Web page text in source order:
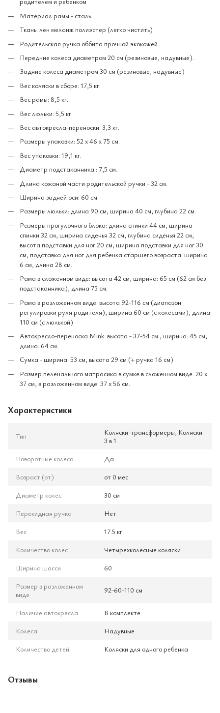
Материал рамы - сталь.
Ткань: лен меланж полиэстер (легко чистить)
Родительская ручка оббита прочной экокожей.
Передние колеса диаметром 20 см (резиновые, надувные).
Задние колеса диаметром 30 см (резиновые, надувные)
Вес коляски в сборе: 17,5 кг.
Вес рамы: 8,5 кг.
Вес люльки: 5,5 кг.
Вес автокресла-переноски: 3,3 кг.
Размеры упаковки: 52 х 46 х 75 см.
Вес упаковки: 19,1 кг.
Диаметр подстаканника : 7,5 см.
Длина кожаной части родительской ручки - 32 см.
Ширина задней оси: 60 см
Размеры люльки: длина 90 см, ширина 40 см, глубина 22 см.
Размеры прогулочного блока: длина спинки 44 см, ширина
спинки 32 см, ширина сиденья 32 см, глубина сиденья 22 см,
высота подставки для ног 20 см, ширина подставки для ног 30
см, подставка для ног для ребенка старшего возраста: ширина
6 см, длина 28 см.
Рама в сложенном виде: высота 42 см, ширина: 65 см (62 см без
подстаканника), длина 75 см.
Рама в разложенном виде: высота 92-116 см (диапазон
регулировки руля родителя), ширина 60 см (с колесами), длина:
110 см (с люлькой)
Автокресло-переноска Mink: высота - 37-54 см., ширина: 45 см,
длина: 64 см.
Сумка - ширина: 53 см, высота 29 см (+ ручка 16 см)
Размер пеленального матрасика в сумке в сложенном виде: 20 х
37 см, в разложенном виде: 37 х 56 см.
Характеристики
Тип
Коляски-трансформеры, Коляски
3 в 1
Поворотные колеса
Да
Возраст (от)
от 0 мес.
Диаметр колес
30 см
Перекидная ручка
Нет
Вес
17.5 кг
Количество колес
Четырехколесные коляски
Ширина шасси
60
Размер в разложенном
виде
92-60-110 см
Наличие автокресла
В комплекте
Колеса
Надувные
Количество детей
Коляски для одного ребенка
Отзывы